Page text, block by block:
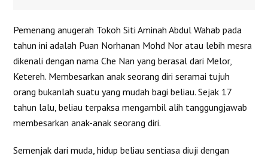
Pemenang anugerah Tokoh Siti Aminah Abdul Wahab pada
tahun ini adalah Puan Norhanan Mohd Nor atau lebih mesra
dikenali dengan nama Che Nan yang berasal dari Melor,
Ketereh. Membesarkan anak seorang diri seramai tujuh
orang bukanlah suatu yang mudah bagi beliau. Sejak 17
tahun lalu, beliau terpaksa mengambil alih tanggungjawab
membesarkan anak-anak seorang diri.
Semenjak dari muda, hidup beliau sentiasa diuji dengan